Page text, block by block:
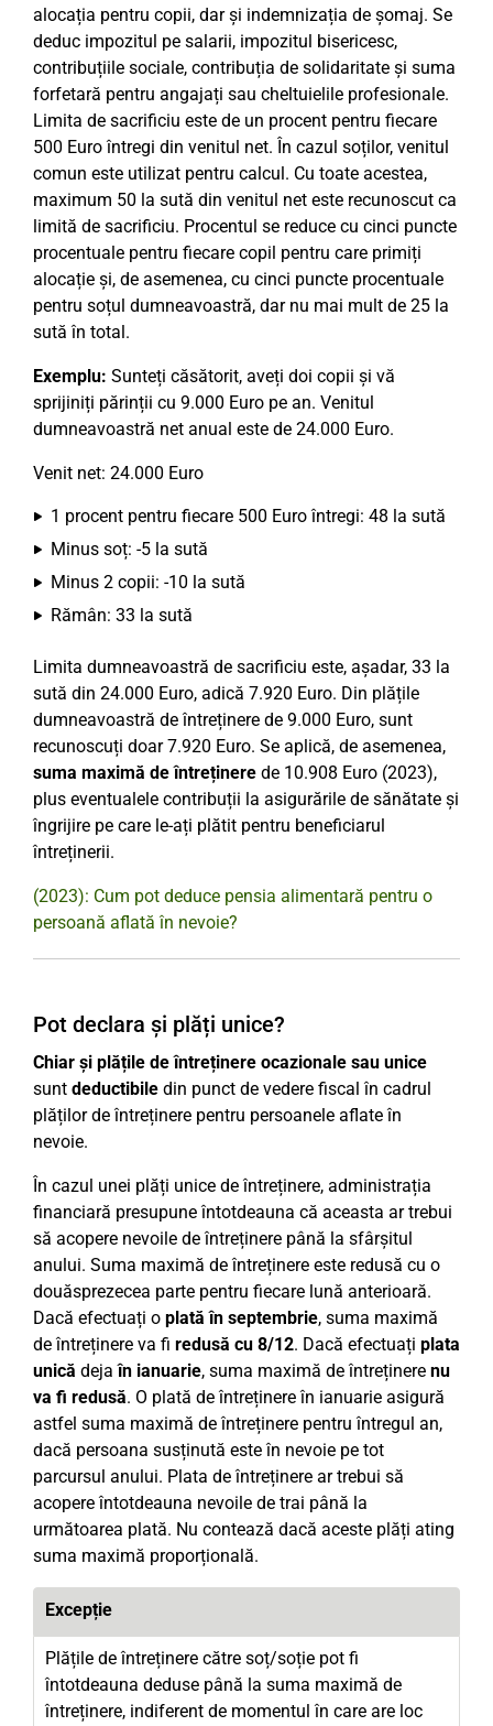
alocația pentru copii, dar și indemnizația de șomaj. Se
deduc impozitul pe salarii, impozitul bisericesc,
contribuțiile sociale, contribuția de solidaritate și suma
forfetară pentru angajați sau cheltuielile profesionale.
Limita de sacrificiu este de un procent pentru fiecare
500 Euro întregi din venitul net. În cazul soților, venitul
comun este utilizat pentru calcul. Cu toate acestea,
maximum 50 la sută din venitul net este recunoscut ca
limită de sacrificiu. Procentul se reduce cu cinci puncte
procentuale pentru fiecare copil pentru care primiți
alocație și, de asemenea, cu cinci puncte procentuale
pentru soțul dumneavoastră, dar nu mai mult de 25 la
sută în total.
Exemplu: Sunteți căsătorit, aveți doi copii și vă
sprijiniți părinții cu 9.000 Euro pe an. Venitul
dumneavoastră net anual este de 24.000 Euro.
Venit net: 24.000 Euro
1 procent pentru fiecare 500 Euro întregi: 48 la sută
Minus soț: -5 la sută
Minus 2 copii: -10 la sută
Rămân: 33 la sută
Limita dumneavoastră de sacrificiu este, așadar, 33 la
sută din 24.000 Euro, adică 7.920 Euro. Din plățile
dumneavoastră de întreținere de 9.000 Euro, sunt
recunoscuți doar 7.920 Euro. Se aplică, de asemenea,
suma maximă de întreținere de 10.908 Euro (2023),
plus eventualele contribuții la asigurările de sănătate și
îngrijire pe care le-ați plătit pentru beneficiarul
întreținerii.
(2023): Cum pot deduce pensia alimentară pentru o
persoană aflată în nevoie?
Pot declara și plăți unice?
Chiar și plățile de întreținere ocazionale sau unice
sunt deductibile din punct de vedere fiscal în cadrul
plăților de întreținere pentru persoanele aflate în
nevoie.
În cazul unei plăți unice de întreținere, administrația
financiară presupune întotdeauna că aceasta ar trebui
să acopere nevoile de întreținere până la sfârșitul
anului. Suma maximă de întreținere este redusă cu o
douăsprezecea parte pentru fiecare lună anterioară.
Dacă efectuați o plată în septembrie, suma maximă
de întreținere va fi redusă cu 8/12. Dacă efectuați plata
unică dejaîn ianuarie, suma maximă de întreținere nu
va fi redusă. O plată de întreținere în ianuarie asigură
astfel suma maximă de întreținere pentru întregul an,
dacă persoana susținută este în nevoie pe tot
parcursul anului. Plata de întreținere ar trebui să
acopere întotdeauna nevoile de trai până la
următoarea plată. Nu contează dacă aceste plăți ating
suma maximă proporțională.
Excepție
Plățile de întreținere către soț/soție pot fi
întotdeauna deduse până la suma maximă de
întreținere, indiferent de momentul în care are loc